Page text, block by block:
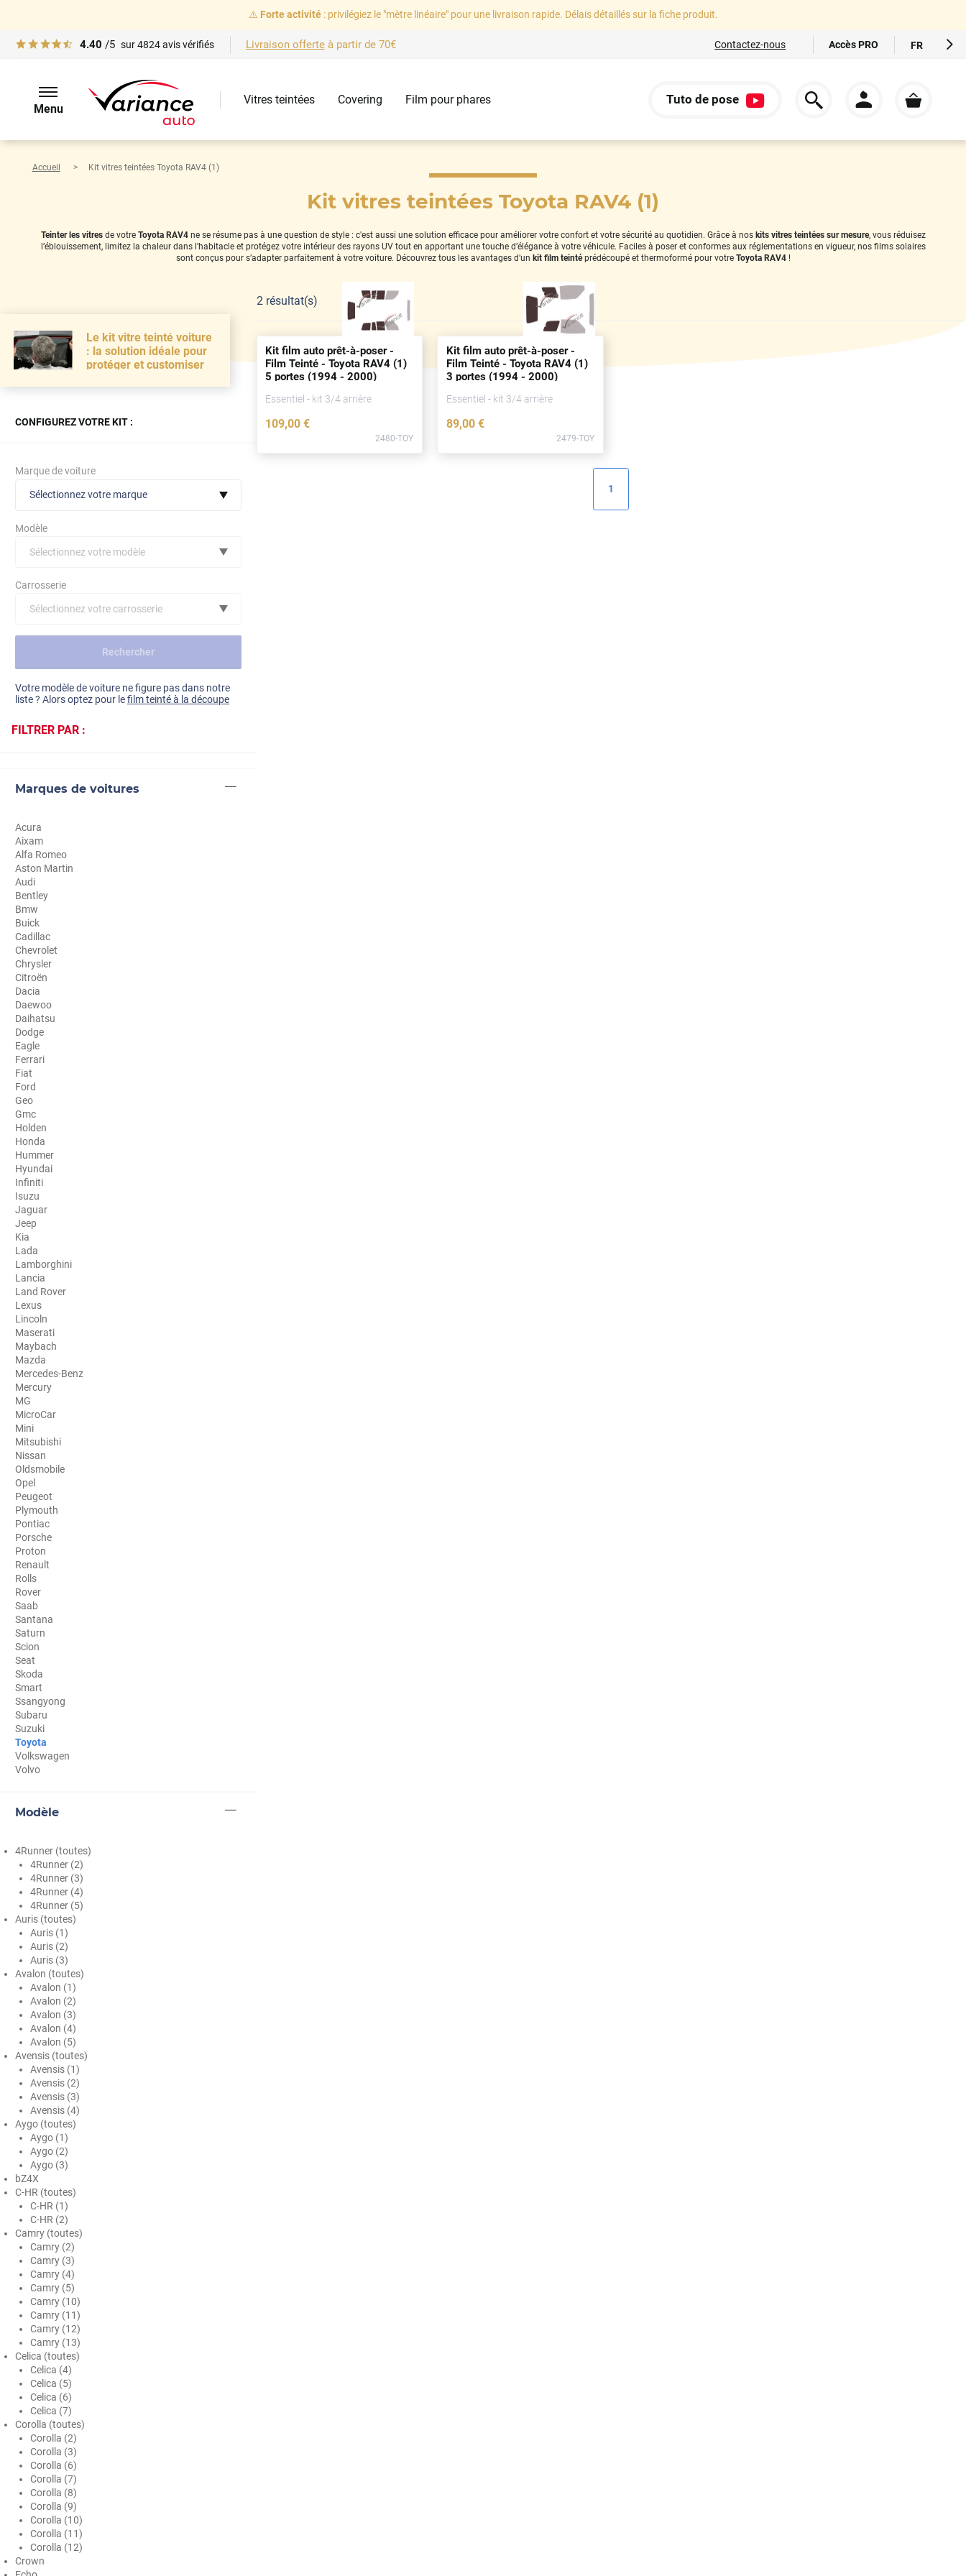
⚠️ Forte activité: privilégiez le "mètre linéaire" pour une livraison rapide. Délais détaillés sur la fiche produit.
4.40 /5 sur4824avis vérifiés Livraison offerteà partir de 70€ Contactez-nous Accès PRO FR
DE
Menu
Vitres teintées Covering Film pour phares Tuto de pose
Accueil Kit vitres teintées Toyota RAV4 (1)
Kit vitres teintées Toyota RAV4 (1)
Teinter les vitresde votre Toyota RAV4ne se résume pas à une question de style : c'est aussi une solution efficace pour améliorer votre confort et votre sécurité au quotidien. Grâce à nos kits vitres teintées sur mesure, vous réduisez
l’éblouissement, limitez la chaleur dans l’habitacle et protégez votre intérieur des rayons UV tout en apportant une touche d’élégance à votre véhicule. Faciles à poser et conformes aux réglementations en vigueur, nos films solaires
sont conçus pour s’adapter parfaitement à votre voiture. Découvrez tous les avantages d’un kit film teintéprédécoupé et thermoformé pour votre Toyota RAV4!
Le kit vitre teinté voiture
: la solution idéale pour
protéger et customiser
CONFIGUREZ VOTRE KIT :
Marque de voiture
Sélectionnez votre marque
Honda
Kia
Mercedes-Benz
Mini
Nissan
Opel
Peugeot
Porsche
Renault
Seat
Skoda
Tesla
Toyota
Volkswagen
Acura
Aixam
Alfa Romeo
Alpine
Aston Martin
Audi
Bentley
Bmw
Buick
Byd
Cadillac
Changan
Chevrolet
Chrysler
Citroën
Cupra
Dacia
Daewoo
Daihatsu
Dodge
Dongfeng
Eagle
Ferrari
Fiat
Fisker
Ford
Foton
Gac
Geely
Genesis
Geo
Gmc
Great
Grecav
Gwm
Holden
Honda
Hummer
Hyundai
Ineos
Infiniti
Isuzu
Iveco
Jaecoo
Jaguar
Jeep
Jetour
Kandi
Modèle
Sélectionnez votre modèle
Carrosserie
Sélectionnez votre carrosserie
Voir tout
Rechercher
Votre modèle de voiture ne figure pas dans notre
liste ? Alors optez pour lefilm teinté à la découpe
FILTRER PAR :
Marques de voitures
Acura
Aixam
Alfa Romeo
Aston Martin
Audi
Bentley
Bmw
Buick
Cadillac
Chevrolet
Chrysler
Citroën
Dacia
Daewoo
Daihatsu
Dodge
Eagle
Ferrari
Fiat
Ford
Geo
Gmc
Holden
Honda
Hummer
Hyundai
Infiniti
Isuzu
Jaguar
Jeep
Kia
Lada
Lamborghini
Lancia
Land Rover
Lexus
Lincoln
Maserati
Maybach
Mazda
Mercedes-Benz
Mercury
MG
MicroCar
Mini
Mitsubishi
Nissan
Oldsmobile
Opel
Peugeot
Plymouth
Pontiac
Porsche
Proton
Renault
Rolls
Rover
Saab
Santana
Saturn
Scion
Seat
Skoda
Smart
Ssangyong
Subaru
Suzuki
Toyota
Volkswagen
Volvo
Modèle
4Runner (toutes)
4Runner (2)
4Runner (3)
4Runner (4)
4Runner (5)
Auris (toutes)
Auris (1)
Auris (2)
Auris (3)
Avalon (toutes)
Avalon (1)
Avalon (2)
Avalon (3)
Avalon (4)
Avalon (5)
Avensis (toutes)
Avensis (1)
Avensis (2)
Avensis (3)
Avensis (4)
Aygo (toutes)
Aygo (1)
Aygo (2)
Aygo (3)
bZ4X
C-HR (toutes)
C-HR (1)
C-HR (2)
Camry (toutes)
Camry (2)
Camry (3)
Camry (4)
Camry (5)
Camry (10)
Camry (11)
Camry (12)
Camry (13)
Celica (toutes)
Celica (4)
Celica (5)
Celica (6)
Celica (7)
Corolla (toutes)
Corolla (2)
Corolla (3)
Corolla (6)
Corolla (7)
Corolla (8)
Corolla (9)
Corolla (10)
Corolla (11)
Corolla (12)
Crown
2 résultat(s)
Kit film auto prêt-à-poser -
Film Teinté - Toyota RAV4 (1)
5 portes(1994 - 2000)
Essentiel - kit 3/4 arrière
109,00 €
2480-TOY
Kit film auto prêt-à-poser -
Film Teinté - Toyota RAV4 (1)
3 portes(1994 - 2000)
Essentiel - kit 3/4 arrière
89,00 €
2479-TOY
1